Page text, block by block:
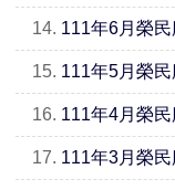
14. 111年6月榮
15. 111年5月榮
16. 111年4月榮
17. 111年3月榮